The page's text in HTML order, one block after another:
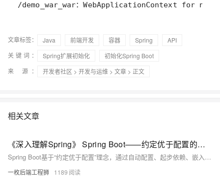
/demo_war_war：WebApplicationContext for
文章标签： Java 前端开发 容器 Spring
API
关键词：
Spring扩展初始化
初始化Spring Boot
来 源：
开发者社区 > 开发与运维 > 文章 > 正文
相关文章
《深入理解Spring》 Spring Boot——约定优于配置的革命者
Spring Boot基于“约定优于配置”理念，通过自动配置、起步依赖、嵌入式容器和Actuator四大特性，简化Spring应用的开发与部署，提升效率，降低门槛，成为现代Java开发的事实标准。
一枚后端工程狮 1189